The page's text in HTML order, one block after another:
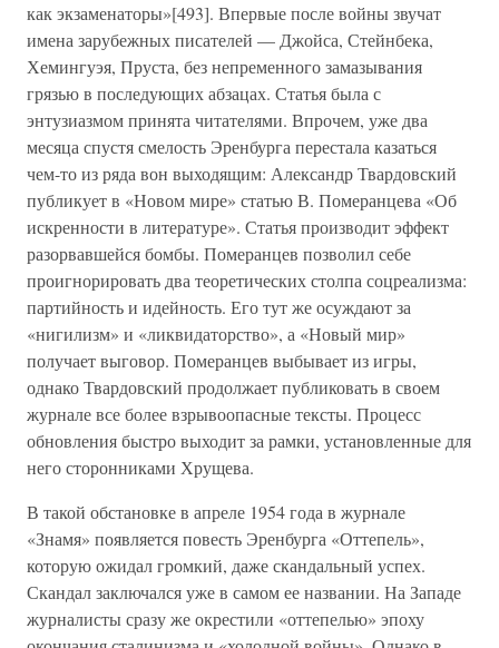
как экзаменаторы»[493]. Впервые после войны звучат
имена зарубежных писателей — Джойса, Стейнбека,
Хемингуэя, Пруста, без непременного замазывания
грязью в последующих абзацах. Статья была с
энтузиазмом принята читателями. Впрочем, уже два
месяца спустя смелость Эренбурга перестала казаться
чем-то из ряда вон выходящим: Александр Твардовский
публикует в «Новом мире» статью В. Померанцева «Об
искренности в литературе». Статья производит эффект
разорвавшейся бомбы. Померанцев позволил себе
проигнорировать два теоретических столпа соцреализма:
партийность и идейность. Его тут же осуждают за
«нигилизм» и «ликвидаторство», а «Новый мир»
получает выговор. Померанцев выбывает из игры,
однако Твардовский продолжает публиковать в своем
журнале все более взрывоопасные тексты. Процесс
обновления быстро выходит за рамки, установленные для
него сторонниками Хрущева.
В такой обстановке в апреле 1954 года в журнале
«Знамя» появляется повесть Эренбурга «Оттепель»,
которую ожидал громкий, даже скандальный успех.
Скандал заключался уже в самом ее названии. На Западе
журналисты сразу же окрестили «оттепелью» эпоху